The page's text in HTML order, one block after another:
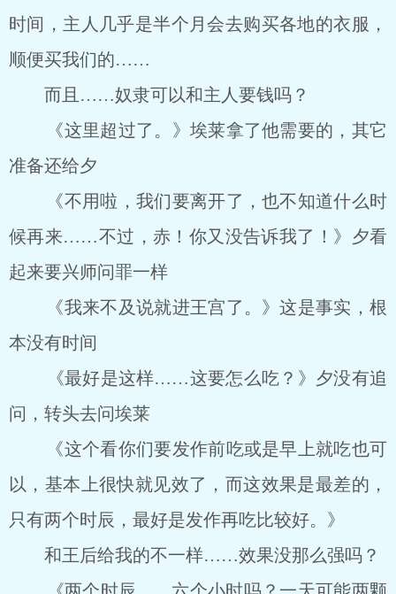
时间，主人几乎是半个月会去购买各地的衣服，
顺便买我们的……
而且……奴隶可以和主人要钱吗？
《这里超过了。》埃莱拿了他需要的，其它
准备还给夕
《不用啦，我们要离开了，也不知道什么时
候再来……不过，赤！你又没告诉我了！》夕看
起来要兴师问罪一样
《我来不及说就进王宫了。》这是事实，根
本没有时间
《最好是这样……这要怎么吃？》夕没有追
问，转头去问埃莱
《这个看你们要发作前吃或是早上就吃也可
以，基本上很快就见效了，而这效果是最差的，
只有两个时辰，最好是发作再吃比较好。》
和王后给我的不一样……效果没那么强吗？